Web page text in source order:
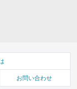
お問い合わせ